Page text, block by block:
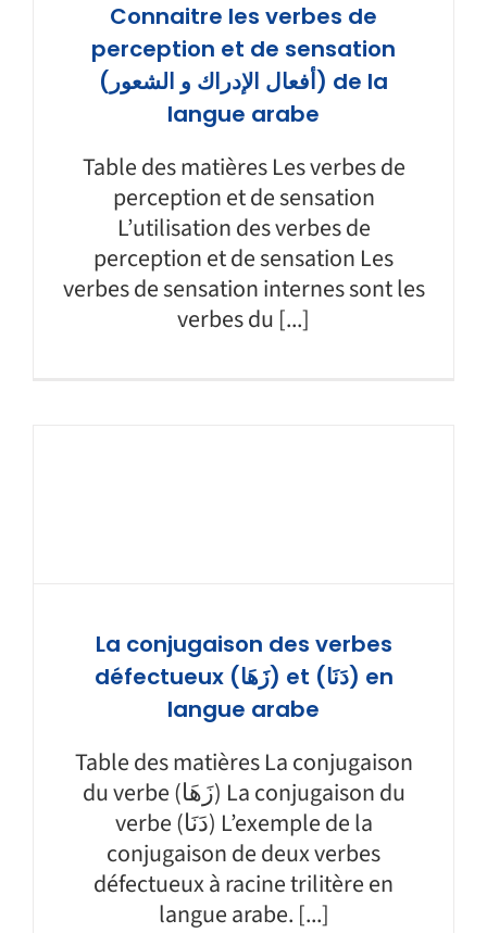
Connaitre les verbes de
perception et de sensation
(أفعال الإدراك و الشعور) de la
langue arabe
Table des matières Les verbes de
perception et de sensation
L’utilisation des verbes de
perception et de sensation Les
verbes de sensation internes sont les
verbes du [...]
La conjugaison des verbes
défectueux (زَهَا) et (دَنَا) en
langue arabe
Table des matières La conjugaison
du verbe (زَهَا) La conjugaison du
verbe (دَنَا) L’exemple de la
conjugaison de deux verbes
défectueux à racine trilitère en
langue arabe. [...]